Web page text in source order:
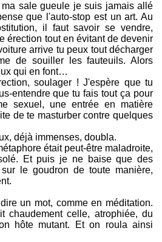
sale gueule je suis jamais allé
que l'auto-stop est un art. Au
il faut savoir se vendre,
érection tout en évitant de devenir
arrive tu peux tout décharger
de souiller les fauteuils. Alors
qui en font…
soulager ! J'espère que tu
entendre que tu fais tout ça pour
sexuel, une entrée en matière
de te masturber contre quelques
déjà immenses, doubla.
était peut-être maladroite,
Et puis je ne baise que des
le goudron de toute manière,
un mot, comme en méditation.
chaudement celle, atrophiée, du
hôte mutant. Et on roula ainsi